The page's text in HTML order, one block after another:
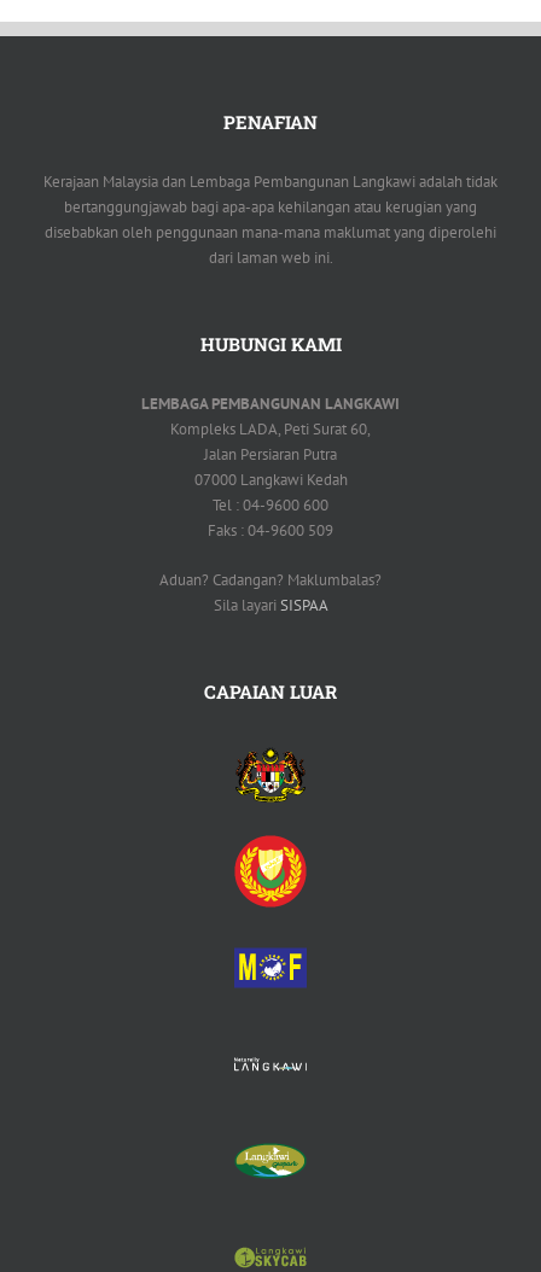
PENAFIAN
Kerajaan Malaysia dan Lembaga Pembangunan Langkawi adalah tidak
bertanggungjawab bagi apa-apa kehilangan atau kerugian yang
disebabkan oleh penggunaan mana-mana maklumat yang diperolehi
dari laman web ini.
HUBUNGI KAMI
LEMBAGA PEMBANGUNAN LANGKAWI
Kompleks LADA, Peti Surat 60,
Jalan Persiaran Putra
07000 Langkawi Kedah
Tel : 04-9600 600
Faks : 04-9600 509
Aduan? Cadangan? Maklumbalas?
Sila layari SISPAA
CAPAIAN LUAR